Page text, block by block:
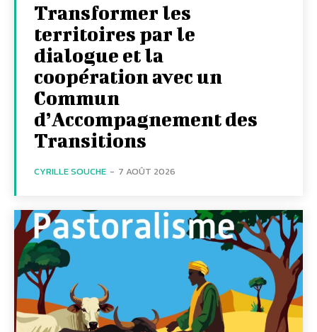
Transformer les
territoires par le
dialogue et la
coopération avec un
Commun
d’Accompagnement des
Transitions
CYRILLE SOUCHE - 7 AOÛT 2026